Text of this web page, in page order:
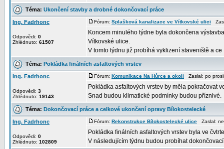
Téma: Ukončení stavby a drobné dokončovací práce
Ing. Fadrhonc
Odpovědi: 0
Zhlédnuto: 61507
Fórum: Splašková kanalizace ve Vítkovské ulici
Koncem minulého týdne byla dokončena
Vítkovské ulice.
V tomto týdnu již probíhá vyklizení staveniště a ce
Téma: Pokládka finálních asfaltových vrstev
Ing. Fadrhonc
Odpovědi: 3
Zhlédnuto: 19143
Fórum: Komunikace Na Hůrce a okolí Zaslal: po
Pokládka asfaltových vrstev by měla pokračovat
Snad budou klimatické podmínky budou příznivé.
Téma: Dokončovací práce a celkové ukončení opravy Bílokostelecké
Ing. Fadrhonc
Odpovědi: 0
Zhlédnuto: 102809
Fórum: Rekonstrukce Bílokostelecké ulice Zaslal:
Pokládka finálních asfaltových vrstev byla ve
V následujícím týdnu budou probíhat